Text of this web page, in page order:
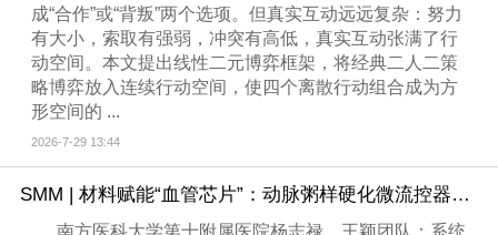
成“合作”或“背叛”两个选项。但真实互动远远复杂：努力
有大小，索取有强弱，冲突有高低，真实互动张满了行
动空间。本文提出线性二元博弈框架，将经典二人二策
略博弈放入连续行动空间，使四个离散行动组合成为方
形空间的 ...
2026-7-29 13:44
SMM | 材料赋能“血管芯片”：动脉粥样硬化微流控器件研究进展
南方医科大学第十附属医院杨志禄、王颖团队：系统